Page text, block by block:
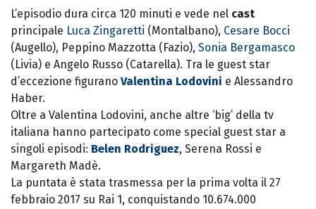
L’episodio dura circa 120 minuti e vede nel cast
principale Luca Zingaretti (Montalbano), Cesare Bocci
(Augello), Peppino Mazzotta (Fazio), Sonia Bergamasco
(Livia) e Angelo Russo (Catarella). Tra le guest star
d’eccezione figurano Valentina Lodovini e Alessandro
Haber.
Oltre a Valentina Lodovini, anche altre ‘big’ della tv
italiana hanno partecipato come special guest star a
singoli episodi: Belen Rodriguez, Serena Rossi e
Margareth Madè.
La puntata è stata trasmessa per la prima volta il 27
febbraio 2017 su Rai 1, conquistando 10.674.000